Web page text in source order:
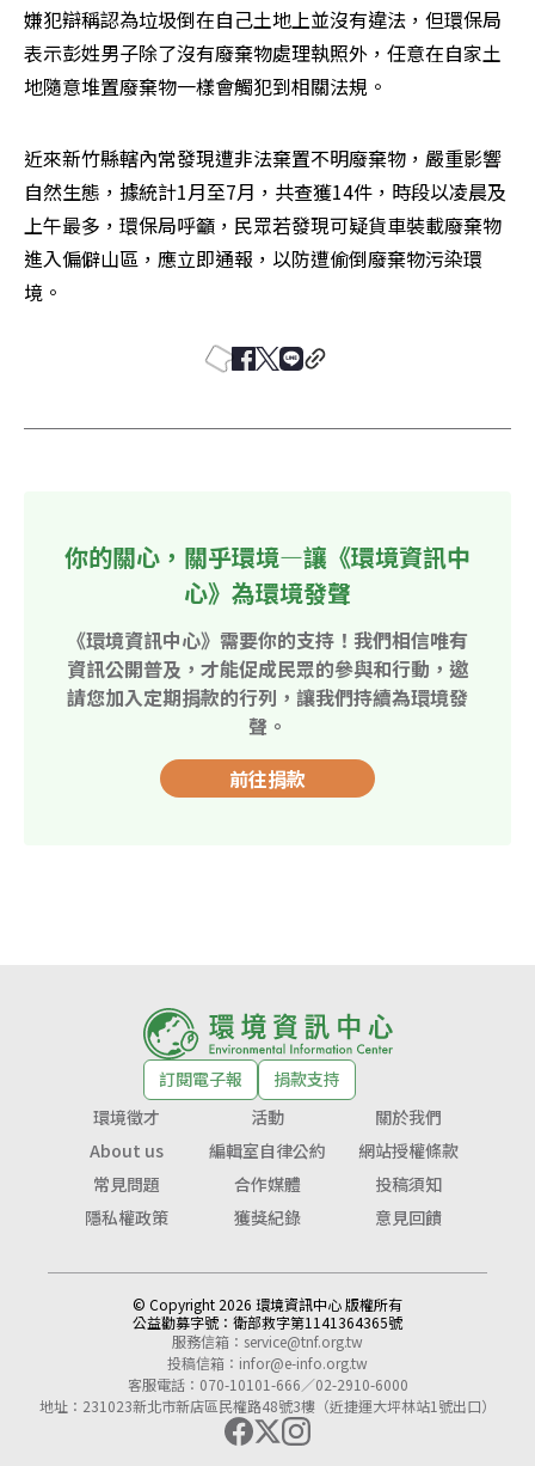
嫌犯辯稱認為垃圾倒在自己土地上並沒有違法，但環保局
表示彭姓男子除了沒有廢棄物處理執照外，任意在自家土
地隨意堆置廢棄物一樣會觸犯到相關法規。
近來新竹縣轄內常發現遭非法棄置不明廢棄物，嚴重影響
自然生態，據統計1月至7月，共查獲14件，時段以凌晨及
上午最多，環保局呼籲，民眾若發現可疑貨車裝載廢棄物
進入偏僻山區，應立即通報，以防遭偷倒廢棄物污染環
境。
你的關心，關乎環境—讓《環境資訊中
心》為環境發聲
《環境資訊中心》需要你的支持！我們相信唯有
資訊公開普及，才能促成民眾的參與和行動，邀
請您加入定期捐款的行列，讓我們持續為環境發
聲。
前往捐款
訂閱電子報
捐款支持
環境徵才
活動
關於我們
About us
編輯室自律公約
網站授權條款
常見問題
合作媒體
投稿須知
隱私權政策
獲獎紀錄 意見回饋
© Copyright 2026 環境資訊中心 版權所有
公益勸募字號： 衛部救字第1141364365號
服務信箱： service@tnf.org.tw
投稿信箱： infor@e-info.org.tw
客服電話：070-10101-666／02-2910-6000
地址：231023新北市新店區民權路48號3樓（近捷運大坪林站1號出口）